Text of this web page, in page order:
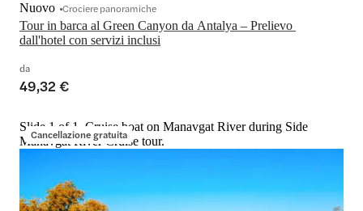
Tour in barca al Green Canyon da Antalya – Prelievo
dall'hotel con servizi inclusi
Nuovo Crociere panoramiche
da
49,32 €
Cancellazione gratuita
Slide 1 of 1, Cruise boat on Manavgat River during Side
Manavgat River Cruise tour.